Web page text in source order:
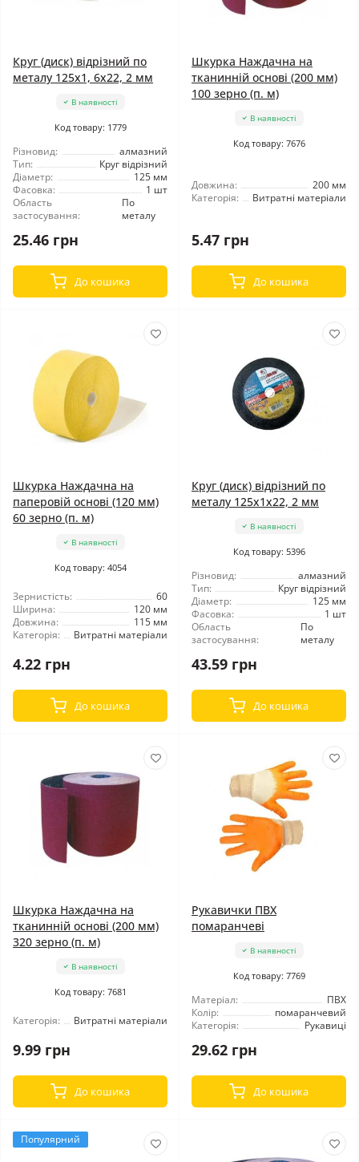
Круг (диск) відрізний по
металу 125x1, 6x22, 2 мм
В наявності
Код товару: 1779
Різновид:
алмазний
Тип:
Круг відрізний
Діаметр:
125 мм
Фасовка:
1 шт
Область
застосування:
По
металу
25.46 грн
До кошика
Шкурка Наждачна на
тканинній основі (200 мм)
100 зерно (п. м)
В наявності
Код товару: 7676
Довжина:
200 мм
Категорія:
Витратні матеріали
5.47 грн
До кошика
Шкурка Наждачна на
паперовій основі (120 мм)
60 зерно (п. м)
В наявності
Код товару: 4054
Зернистість:
60
Ширина:
120 мм
Довжина:
115 мм
Категорія:
Витратні матеріали
4.22 грн
До кошика
Круг (диск) відрізний по
металу 125x1x22, 2 мм
В наявності
Код товару: 5396
Різновид:
алмазний
Тип:
Круг відрізний
Діаметр:
125 мм
Фасовка:
1 шт
Область
застосування:
По
металу
43.59 грн
До кошика
Шкурка Наждачна на
тканинній основі (200 мм)
320 зерно (п. м)
В наявності
Код товару: 7681
Категорія: Витратні матеріали
9.99 грн
До кошика
Рукавички ПВХ
помаранчеві
В наявності
Код товару: 7769
Матеріал:
ПВХ
Колір:
помаранчевий
Категорія:
Рукавиці
29.62 грн
До кошика
Популярний